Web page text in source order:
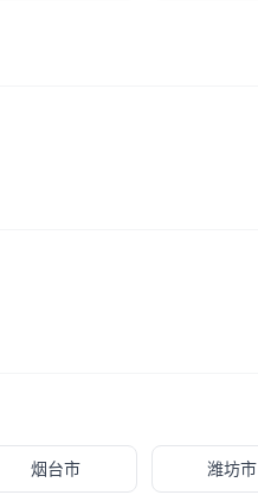
烟台市 潍坊市